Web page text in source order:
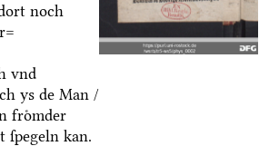
noch
vnd
ys de Man /
froͤmder
ſpegeln kan.